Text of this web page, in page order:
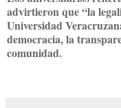
advirtieron que “la
Universidad
democracia, la
comunidad.